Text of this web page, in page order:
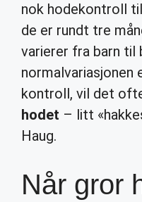
nok hodekontroll
de er rundt tre
varierer fra barn til
normalvariasjonen
kontroll, vil det
hodet – litt
Haug.
Når gror